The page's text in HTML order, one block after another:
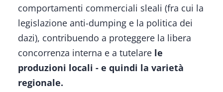
comportamenti commerciali sleali (fra cui la
legislazione anti-dumping e la politica dei
dazi), contribuendo a proteggere la libera
concorrenza interna e a tutelare le
produzioni locali - e quindi la varietà
regionale.